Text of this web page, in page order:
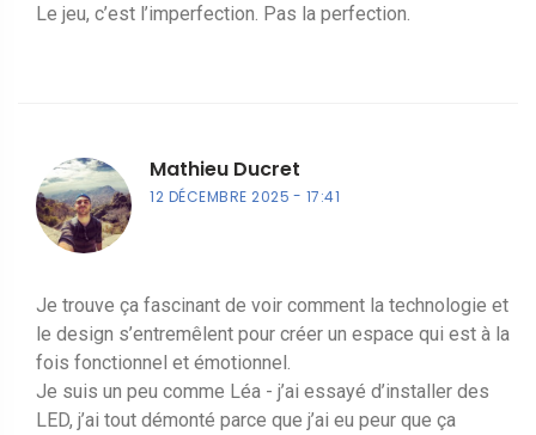
Le jeu, c’est l’imperfection. Pas la perfection.
Mathieu Ducret
12 DÉCEMBRE 2025 17:41
Je trouve ça fascinant de voir comment la technologie et
le design s’entremêlent pour créer un espace qui est à la
fois fonctionnel et émotionnel.
Je suis un peu comme Léa - j’ai essayé d’installer des
LED, j’ai tout démonté parce que j’ai eu peur que ça